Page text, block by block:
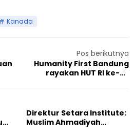
Kanada
Pos berikutnya
Humanity First Bandung
rayakan HUT RI ke-69
Direktur Setara Institute:
Muslim Ahmadiyah